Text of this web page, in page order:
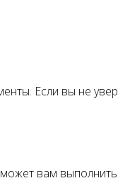
Если вы не
вам